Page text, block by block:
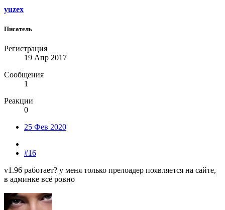
yuzex
Писатель
Регистрация
19 Апр 2017
Сообщения
1
Реакции
0
25 Фев 2020
#16
v1.96 работает? у меня только прелоадер появляется на сайте,
в админке всё ровно